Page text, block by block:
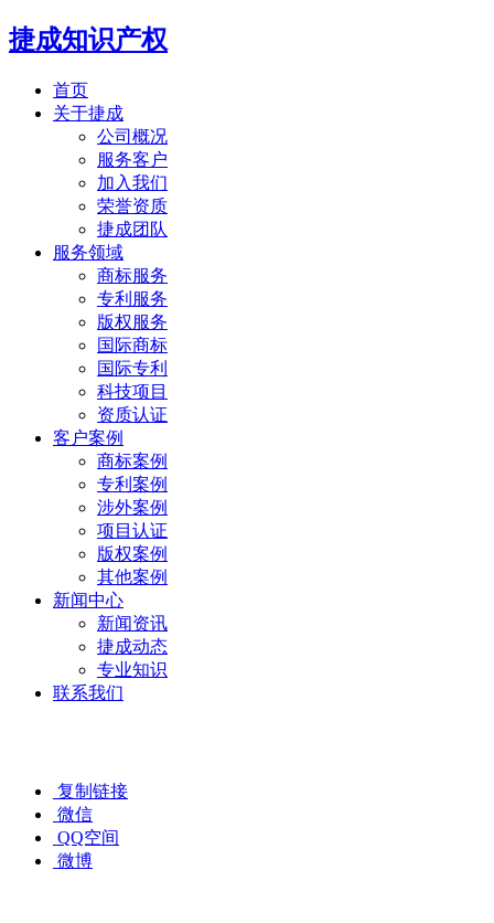
捷成知识产权
首页
关于捷成
公司概况
服务客户
加入我们
荣誉资质
捷成团队
服务领域
商标服务
专利服务
版权服务
国际商标
国际专利
科技项目
资质认证
客户案例
商标案例
专利案例
涉外案例
项目认证
版权案例
其他案例
新闻中心
新闻资讯
捷成动态
专业知识
联系我们
复制链接
微信
QQ空间
微博